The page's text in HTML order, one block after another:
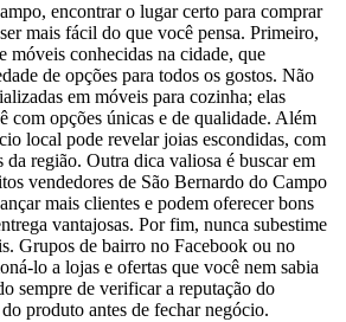
encontrar o lugar certo para comprar
mais fácil do que você pensa. Primeiro,
móveis conhecidas na cidade, que
de opções para todos os gostos. Não
em móveis para cozinha; elas
com opções únicas e de qualidade. Além
local pode revelar joias escondidas, com
da região. Outra dica valiosa é buscar em
vendedores de São Bernardo do Campo
mais clientes e podem oferecer bons
vantajosas. Por fim, nunca subestime
Grupos de bairro no Facebook ou no
lo a lojas e ofertas que você nem sabia
sempre de verificar a reputação do
produto antes de fechar negócio.